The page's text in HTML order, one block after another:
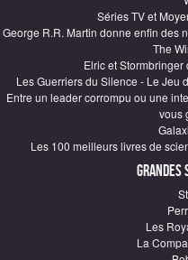
Séries TV et
George R.R. Martin donne enfin des
The
Elric et
Les Guerriers du Silence - Le Jeu
Entre un leader corrompu ou une
vous
Les 100 meilleurs livres de
Grandes
Les
La